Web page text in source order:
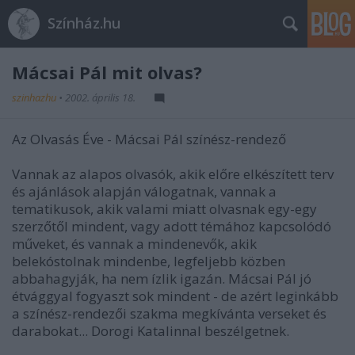
Színház.hu
Mácsai Pál mit olvas?
szinhazhu • 2002. április 18.
Az Olvasás Éve - Mácsai Pál színész-rendező
Vannak az alapos olvasók, akik előre elkészített terv
és ajánlások alapján válogatnak, vannak a
tematikusok, akik valami miatt olvasnak egy-egy
szerzőtől mindent, vagy adott témához kapcsolódó
műveket, és vannak a mindenevők, akik
belekóstolnak mindenbe, legfeljebb közben
abbahagyják, ha nem ízlik igazán. Mácsai Pál jó
étvággyal fogyaszt sok mindent - de azért leginkább
a színész-rendezői szakma megkívánta verseket és
darabokat... Dorogi Katalinnal beszélgetnek.